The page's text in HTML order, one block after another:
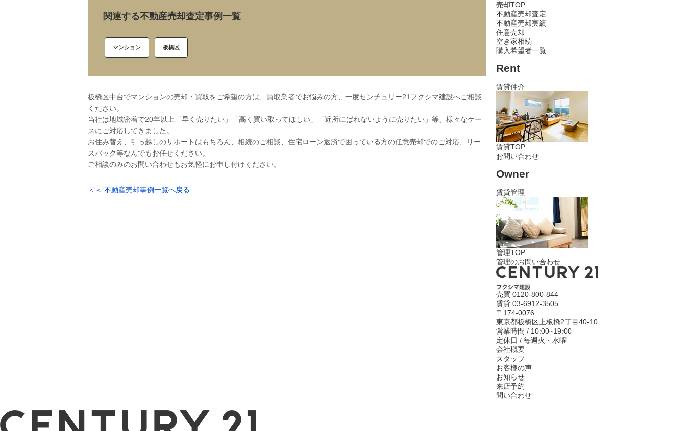
関連する不動産売却査定事例一覧
マンション 板橋区
板橋区中台でマンションの売却・買取をご希望の方は、買取業者でお悩みの方、一度センチュリー21フクシマ建設へご相談
ください。
当社は地域密着で20年以上「早く売りたい」「高く買い取ってほしい」「近所にばれないように売りたい」等、様々なケー
スにご対応してきました。
お住み替え、引っ越しのサポートはもちろん、相続のご相談、住宅ローン返済で困っている方の任意売却でのご対応、リー
スバック等なんでもお任せください。
ご相談のみのお問い合わせもお気軽にお申し付けください。
＜＜ 不動産売却事例一覧へ戻る
売却TOP
不動産売却査定
不動産売却実績
任意売却
空き家相続
購入希望者一覧
Rent
賃貸仲介
賃貸TOP
お問い合わせ
Owner
賃貸管理
管理TOP
管理のお問い合わせ
売買 0120-800-844
賃貸 03-6912-3505
〒174-0076
東京都板橋区上板橋2丁目40-10
営業時間 / 10:00~19:00
定休日 / 毎週火・水曜
会社概要
スタッフ
お客様の声
お知らせ
来店予約
問い合わせ